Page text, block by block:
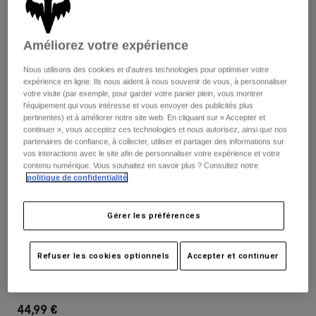
Shorts
Vestes
Gants
Protections
Masques
Accessoires
Pantalons
Gants
Vestes
Protections
Masques
Sacs et accessoires
Pièces de rechange
Chemises
Voir tout
Femme
T-shirts et tops
Sweats et Pulls
Vestes
Pantalons
Voir tout
Protections
Masques
Voir tout
Moto
Casques
Bottes
Protections
Masque Main X - Écran transparent
44,99 €
Améliorez votre expérience
Nous utilisons des cookies et d'autres technologies pour optimiser votre
expérience en ligne. Ils nous aident à nous souvenir de vous, à personnaliser
votre visite (par exemple, pour garder votre panier plein, vous montrer
l'équipement qui vous intéresse et vous envoyer des publicités plus
pertinentes) et à améliorer notre site web. En cliquant sur « Accepter et
continuer », vous acceptez ces technologies et nous autorisez, ainsi que nos
partenaires de confiance, à collecter, utiliser et partager des informations sur
vos interactions avec le site afin de personnaliser votre expérience et votre
contenu numérique. Vous souhaitez en savoir plus ? Consultez notre
politique de confidentialité.
Gérer les préférences
Refuser les cookies optionnels Accepter et continuer